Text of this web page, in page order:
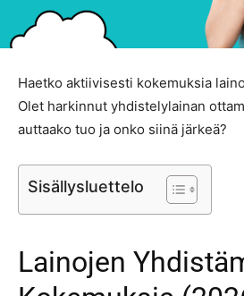
Haetko aktiivisesti kokemuksia
Olet harkinnut yhdistelylainan
auttaako tuo ja onko siinä järkeä?
Sisällysluettelo
Lainojen